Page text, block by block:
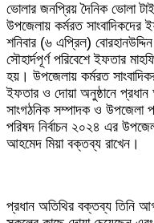
ভোলার জনপ্রিয় দৈনিক ভোলা
উপজেলায় কর্মরত সাংবাদিকদের
শনিবার (৬ এপ্রিল)
সৌহার্দপূর্ণ পরিবেশে ইফতার
হয়। উপজেলায় কর্মরত
ইফতার ও দোয়া অনুষ্ঠানে প্রধান
সাংগঠনিক সম্পাদক ও উপজেলা
পরিষদ নির্বাচন ২০২৪ এর
আহমেদ মিয়া বক্তব্য রাখেন।
প্রধান অতিথির বক্তব্য তিনি